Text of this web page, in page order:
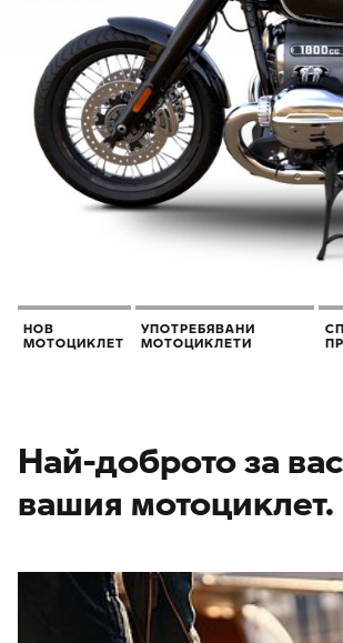
НОВ
МОТОЦИКЛЕТ
УПОТРЕБЯВАНИ
МОТОЦИКЛЕТИ
Най-доброто за
вашия мотоциклет.